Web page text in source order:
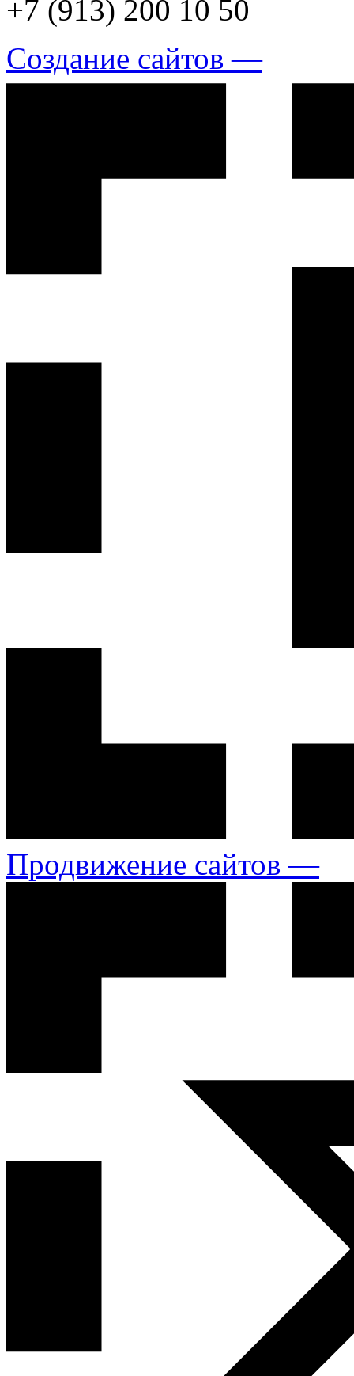
+7 (913) 200 10 50
Создание сайтов —
Продвижение сайтов —